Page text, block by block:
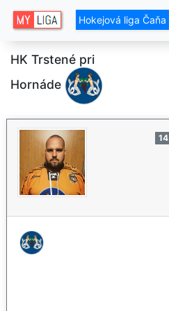
Hokejová liga Čaňa
HK Trstené pri
Hornáde
14